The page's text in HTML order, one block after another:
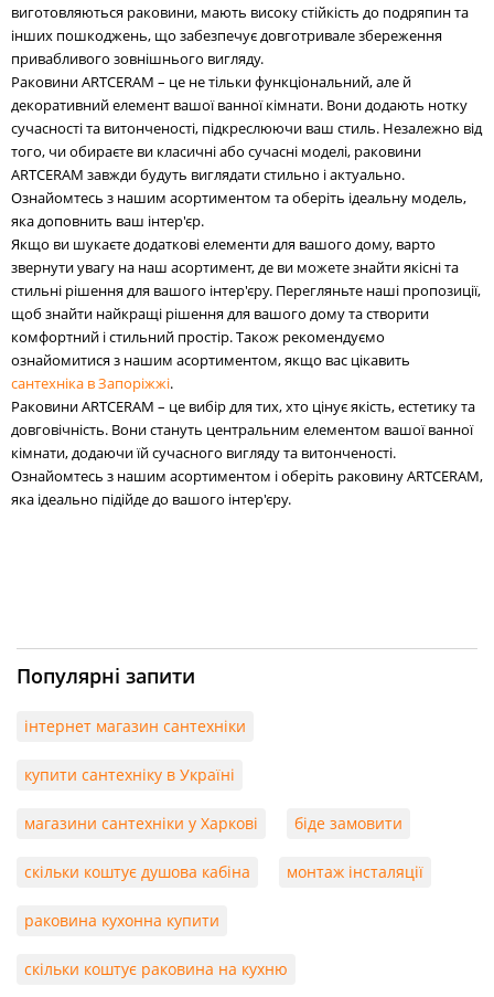
виготовляються раковини, мають високу стійкість до подряпин та
інших пошкоджень, що забезпечує довготривале збереження
привабливого зовнішнього вигляду.
Раковини ARTCERAM – це не тільки функціональний, але й
декоративний елемент вашої ванної кімнати. Вони додають нотку
сучасності та витонченості, підкреслюючи ваш стиль. Незалежно від
того, чи обираєте ви класичні або сучасні моделі, раковини
ARTCERAM завжди будуть виглядати стильно і актуально.
Ознайомтесь з нашим асортиментом та оберіть ідеальну модель,
яка доповнить ваш інтер'єр.
Якщо ви шукаєте додаткові елементи для вашого дому, варто
звернути увагу на наш асортимент, де ви можете знайти якісні та
стильні рішення для вашого інтер'єру. Перегляньте наші пропозиції,
щоб знайти найкращі рішення для вашого дому та створити
комфортний і стильний простір. Також рекомендуємо
ознайомитися з нашим асортиментом, якщо вас цікавить
сантехніка в Запоріжжі.
Раковини ARTCERAM – це вибір для тих, хто цінує якість, естетику та
довговічність. Вони стануть центральним елементом вашої ванної
кімнати, додаючи їй сучасного вигляду та витонченості.
Ознайомтесь з нашим асортиментом і оберіть раковину ARTCERAM,
яка ідеально підійде до вашого інтер'єру.
Популярні запити
інтернет магазин сантехніки
купити сантехніку в Україні
магазини сантехніки у Харкові біде замовити
скільки коштує душова кабіна монтаж інсталяції
раковина кухонна купити
скільки коштує раковина на кухню